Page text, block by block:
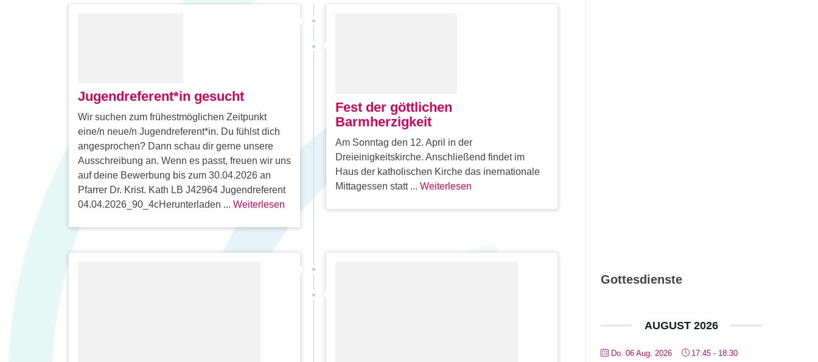
Jugendreferent*in gesucht
Wir suchen zum frühestmöglichen Zeitpunkt
eine/n neue/n Jugendreferent*in. Du fühlst dich
angesprochen? Dann schau dir gerne unsere
Ausschreibung an. Wenn es passt, freuen wir uns
auf deine Bewerbung bis zum 30.04.2026 an
Pfarrer Dr. Krist. Kath LB J42964 Jugendreferent
04.04.2026_90_4cHerunterladen ...Weiterlesen
Fest der göttlichen
Barmherzigkeit
Am Sonntag den 12. April in der
Dreieinigkeitskirche. Anschließend findet im
Haus der katholischen Kirche das inernationale
Mittagessen statt ... Weiterlesen
Gottesdienste
AUGUST 2026
Do. 06 Aug. 2026 17:45 - 18:30